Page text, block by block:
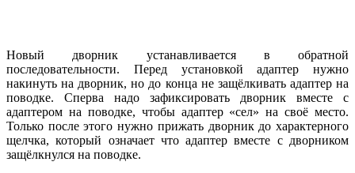
Новый дворник устанавливается в обратной
последовательности. Перед установкой адаптер нужно
накинуть на дворник, но до конца не защёлкивать адаптер на
поводке. Сперва надо зафиксировать дворник вместе с
адаптером на поводке, чтобы адаптер «сел» на своё место.
Только после этого нужно прижать дворник до характерного
щелчка, который означает что адаптер вместе с дворником
защёлкнулся на поводке.